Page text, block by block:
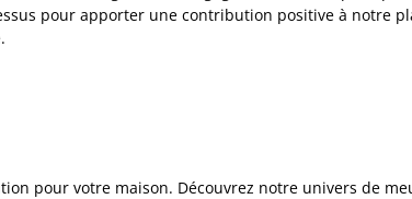
pour apporter une contribution positive à notre
pour votre maison. Découvrez notre univers de